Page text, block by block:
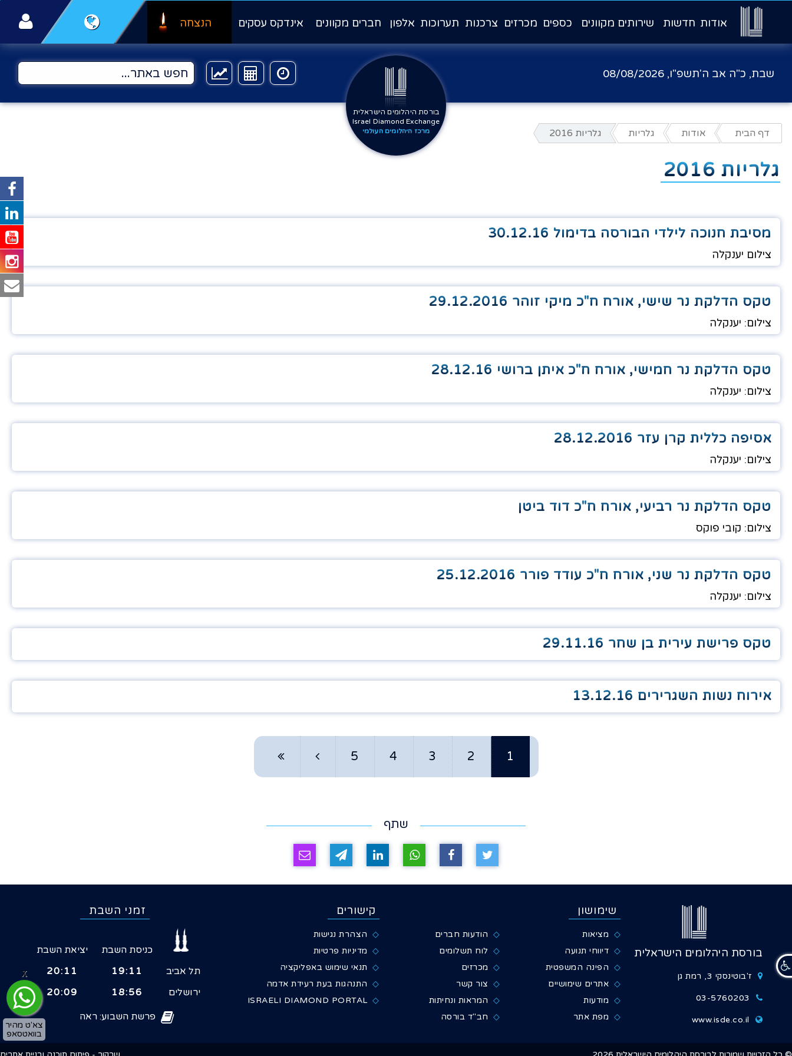
אודות חדשות שירותים מקוונים כספים מכרזים צרכנות תערוכות אלפון חברים מקוונים אינדקס עסקים הנצחה
שבת, כ"ה אב ה'תשפ"ו, 08/08/2026
בורסת היהלומים הישראלית
Israel Diamond Exchange
מרכז היהלומים העולמי דף הבית אודות גלריות גלריות 2016
גלריות 2016
מסיבת חנוכה לילדי הבורסה בדימול 30.12.16
צילום יענקלה
טקס הדלקת נר שישי, אורח ח"כ מיקי זוהר 29.12.2016
צילום: יענקלה
טקס הדלקת נר חמישי, אורח ח"כ איתן ברושי 28.12.16
צילום: יענקלה
אסיפה כללית קרן עזר 28.12.2016
צילום: יענקלה
טקס הדלקת נר רביעי, אורח ח"כ דוד ביטן
צילום: קובי פוקס
טקס הדלקת נר שני, אורח ח"כ עודד פורר 25.12.2016
צילום: יענקלה
טקס פרישת עירית בן שחר 29.11.16
אירוח נשות השגרירים 13.12.16
1
2
3
4
5
שתף
בורסת היהלומים הישראלית
ז'בוטינסקי 3, רמת גן
03-5760203
www.isde.co.il
שימושון
מציאות
הודעות חברים
דיווחי תנועה
לוח תשלומים
הפינה המשפטית
מכרזים
אתרים שימושיים
צור קשר
מודעות
המראות ונחיתות
מפת אתר
חב"ד בורסה
קישורים
הצהרת נגישות
מדיניות פרטיות
תנאי שימוש באפליקציה
התנהגות בעת רעידת אדמה
ISRAELI DIAMOND PORTAL
זמני השבת
כניסת השבת
יציאת השבת
תל אביב
19:11
20:11
ירושלים
18:56
20:09
פרשת השבוע: ראה
× שיתוף
X
צא'ט מהיר
בוואטסאפ